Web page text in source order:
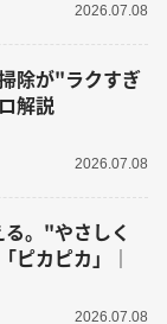
2026.07.08
除が"ラクすぎ
解説
2026.07.08
。"やさしく
ピカピカ」｜
2026.07.08